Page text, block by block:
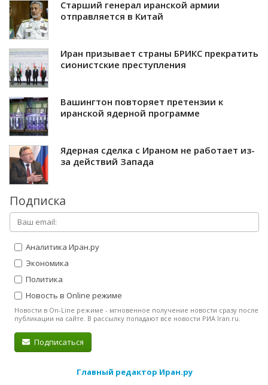
Старший генерал иранской армии
отправляется в Китай
Иран призывает страны БРИКС прекратить
сионистские преступления
Вашингтон повторяет претензии к
иранской ядерной программе
Ядерная сделка с Ираном не работает из-
за действий Запада
Подписка
Аналитика Иран.ру
Экономика
Политика
Новость в Online режиме
Новости в On-Line режиме - мгновенное получение новости сразу после
публикации на сайте. В рассылку попадают все новости РИА Iran.ru.
Подписаться
Главный редактор Иран.ру